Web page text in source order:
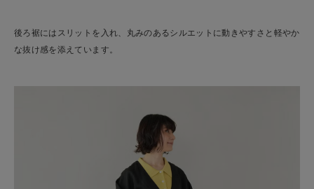
後ろ裾にはスリットを入れ、丸みのあるシルエットに動きやすさと軽やか
な抜け感を添えています。